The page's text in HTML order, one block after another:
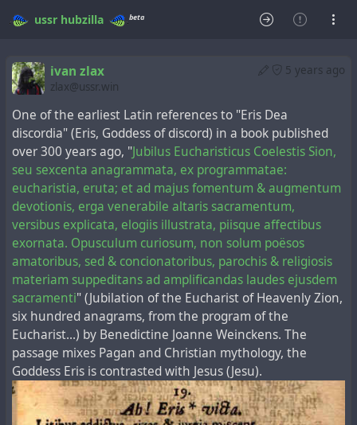
ussr hubzilla beta
5 years ago
ivan zlax
zlax@ussr.win
One of the earliest Latin references to "Eris Dea
discordia" (Eris, Goddess of discord) in a book published
over 300 years ago, "Jubilus Eucharisticus Coelestis Sion,
seu sexcenta anagrammata, ex programmatae:
eucharistia, eruta; et ad majus fomentum & augmentum
devotionis, erga venerabile altaris sacramentum,
versibus explicata, elogiis illustrata, piisque affectibus
exornata. Opusculum curiosum, non solum poësos
amatoribus, sed & concionatoribus, parochis & religiosis
materiam suppeditans ad amplificandas laudes ejusdem
sacramenti" (Jubilation of the Eucharist of Heavenly Zion,
six hundred anagrams, from the program of the
Eucharist...) by Benedictine Joanne Weinckens. The
passage mixes Pagan and Christian mythology, the
Goddess Eris is contrasted with Jesus (Jesu).